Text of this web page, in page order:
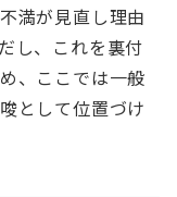
満が見直し理由
し、これを裏付
、ここでは一般
として位置づけ